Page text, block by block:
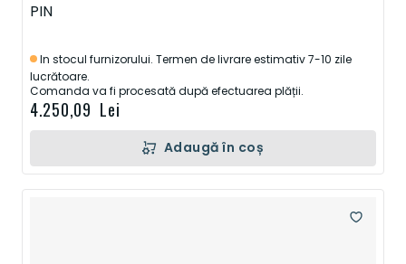
PIN
In stocul furnizorului. Termen de livrare estimativ 7-10 zile
lucrătoare.
Comanda va fi procesată după efectuarea plății.
4.250,09 Lei
Adaugă în coș